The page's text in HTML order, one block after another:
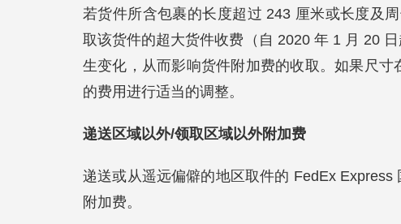
若货件所含包裹的长度超过 243 厘米或长度及
取该货件的超大货件收费（自 2020 年 1 月 20
生变化，从而影响货件附加费的收取。如果尺
的费用进行适当的调整。
递送区域以外/领取区域以外附加费
递送或从遥远偏僻的地区取件的 FedEx
附加费。